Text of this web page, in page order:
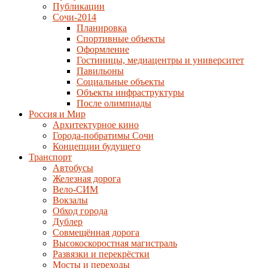
Публикации
Сочи-2014
Планировка
Спортивные объекты
Оформление
Гостиницы, медиацентры и университет
Павильоны
Социальные объекты
Объекты инфраструктуры
После олимпиады
Россия и Мир
Архитектурное кино
Города-побратимы Сочи
Концепции будущего
Транспорт
Автобусы
Железная дорога
Вело-СИМ
Вокзалы
Обход города
Дублер
Совмещённая дорога
Высокоскоростная магистраль
Развязки и перекрёстки
Мосты и переходы